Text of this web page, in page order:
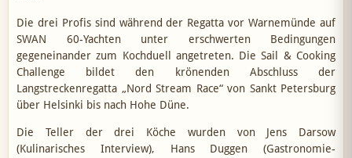
Die drei Profis sind während der Regatta vor Warnemünde auf
SWAN 60-Yachten unter erschwerten Bedingungen
gegeneinander zum Kochduell angetreten. Die Sail & Cooking
Challenge bildet den krönenden Abschluss der
Langstreckenregatta „Nord Stream Race“ von Sankt Petersburg
über Helsinki bis nach Hohe Düne.
Die Teller der drei Köche wurden von Jens Darsow
(Kulinarisches Interview), Hans Duggen (Gastronomie-